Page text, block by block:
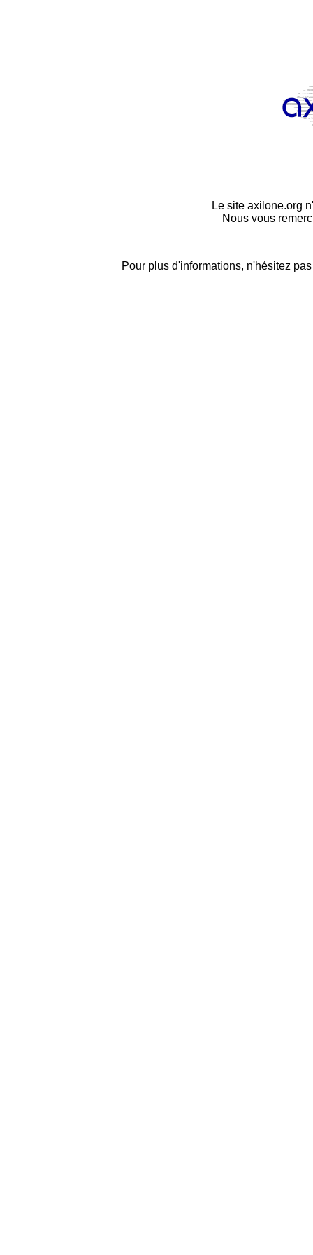
Le site axilone.org
Nous vous
Pour plus d'informations, n'hésitez